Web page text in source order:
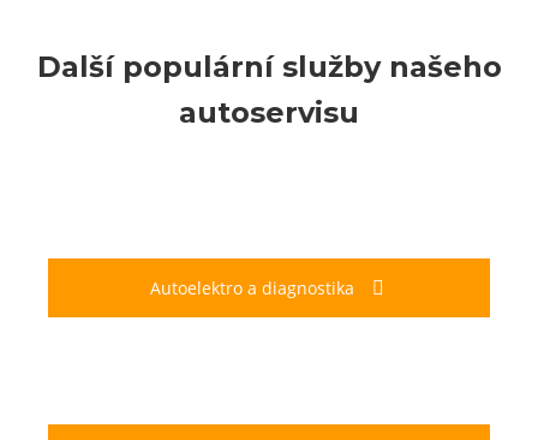
Další populární služby našeho
autoservisu
Autoelektro a diagnostika